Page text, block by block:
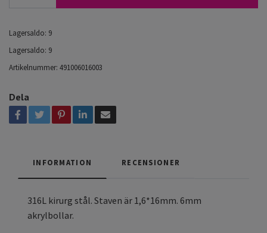
Lagersaldo: 9
Lagersaldo: 9
Artikelnummer: 491006016003
Dela
INFORMATION RECENSIONER
316L kirurg stål. Staven är 1,6*16mm. 6mm
akrylbollar.